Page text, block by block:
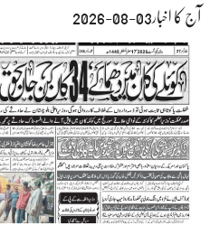
آج کا اخبار03-08-2026